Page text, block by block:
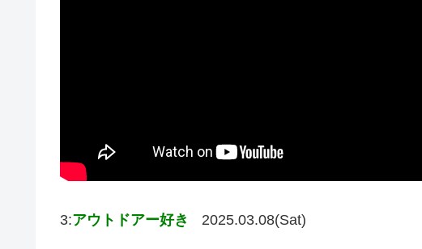
3:アウトドアー好き 2025.03.08(Sat)